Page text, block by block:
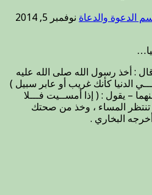
الدعوة والدعاة نوفمبر 5, 2014
: أخذ رسول الله صلى الله عليه
الدنيا كأنك غريب أو عابر سبيل )
– يقول : ( إذا أمســيت فـــلا
تنتظر المساء ، وخذ من صحتك
البخاري .